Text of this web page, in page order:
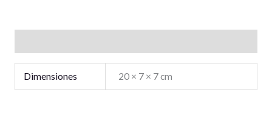
Dimensiones 20 × 7 × 7 cm